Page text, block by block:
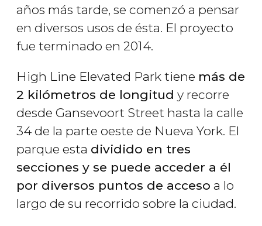
años más tarde, se comenzó a pensar
en diversos usos de ésta. El proyecto
fue terminado en 2014.
High Line Elevated Park tiene más de
2 kilómetros de longitud y recorre
desde Gansevoort Street hasta la calle
34 de la parte oeste de Nueva York. El
parque esta dividido en tres
secciones y se puede acceder a él
por diversos puntos de acceso a lo
largo de su recorrido sobre la ciudad.